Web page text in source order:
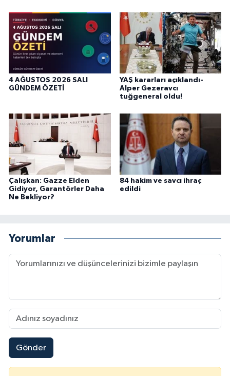
4 AĞUSTOS 2026 SALI
GÜNDEM ÖZETİ
YAŞ kararları açıklandı-
Alper Gezeravcı
tuğgeneral oldu!
Çalışkan: Gazze Elden
Gidiyor, Garantörler Daha
Ne Bekliyor?
84 hakim ve savcı ihraç
edildi
Yorumlar
Gönder